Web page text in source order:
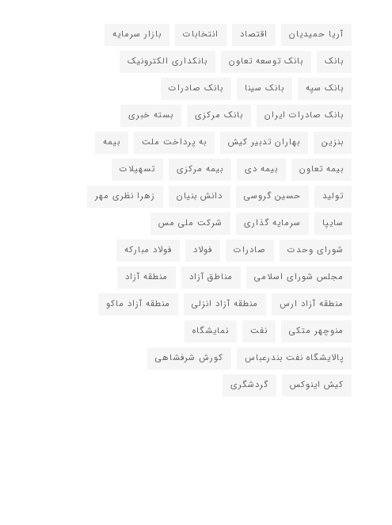
آریا حمیدیان اقتصاد انتخابات
بازار سرمایه
بانک
بانک توسعه تعاون
بانکداری الکترونیک
بانک سپه
بانک سینا
بانک صادرات
بانک صادرات ایران
بانک مرکزی
بسته خبری
بنزین
بهاران تدبیر کیش به پرداخت ملت
بیمه
بیمه تعاون
بیمه دی بیمه مرکزی
تسهیلات
تولید
حسین گروسی دانش بنیان
زهرا نظری مهر
سایپا
سرمایه گذاری
شرکت ملی مس
شورای وحدت
صادرات فولاد
فولاد مبارکه
مجلس شورای اسلامی
مناطق آزاد
منطقه آزاد
منطقه آزاد ارس
منطقه آزاد انزلی
منطقه آزاد ماکو
منوچهر متکی
نفت
نمایشگاه
پالایشگاه نفت بندرعباس
کورش شرفشاهی
کیش اینوکس
گردشگری